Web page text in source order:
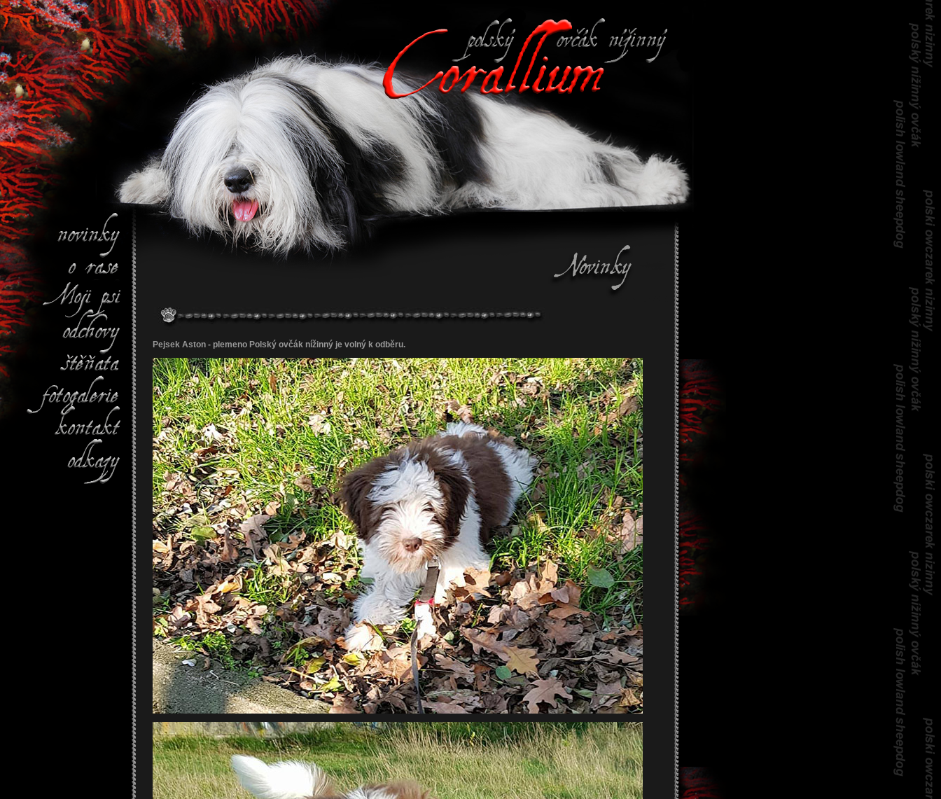
Pejsek Aston - plemeno Polský ovčák nížinný je volný k odběru.